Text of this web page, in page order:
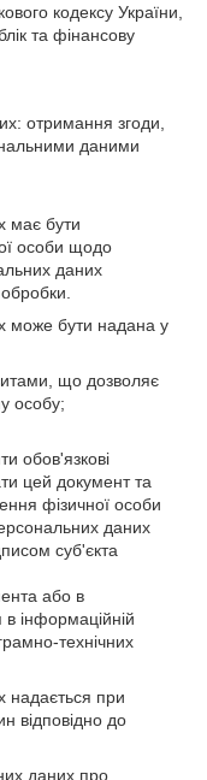
кодексу України,
та фінансову
отримання згоди,
даними
має бути
особи щодо
даних
може бути надана у
що дозволяє
особу;
обов'язкові
цей документ та
фізичної особи
даних
суб'єкта
або в
інформаційній
технічних
надається при
відповідно до
даних про